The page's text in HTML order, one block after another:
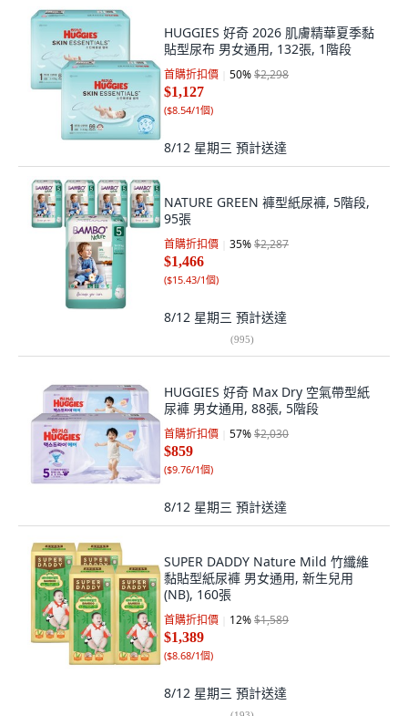
HUGGIES 好奇 2026 肌膚精華夏季黏
貼型尿布 男女通用, 132張, 1階段
首購折扣價 50%$2,298
$1,127
($8.54/1個)
8/12 星期三 預計送達
NATURE GREEN 褲型紙尿褲, 5階段,
95張
首購折扣價 35%$2,287
$1,466
($15.43/1個)
8/12 星期三 預計送達
(995)
HUGGIES 好奇 Max Dry 空氣帶型紙
尿褲 男女通用, 88張, 5階段
首購折扣價 57%$2,030
$859
($9.76/1個)
8/12 星期三 預計送達
SUPER DADDY Nature Mild 竹纖維
黏貼型紙尿褲 男女通用, 新生兒用
(NB), 160張
首購折扣價 12%$1,589
$1,389
($8.68/1個)
8/12 星期三 預計送達